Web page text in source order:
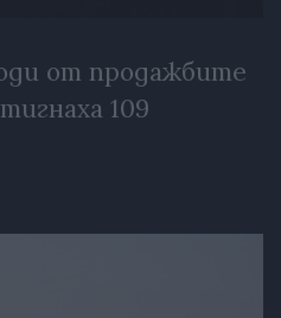
от продажбите
109